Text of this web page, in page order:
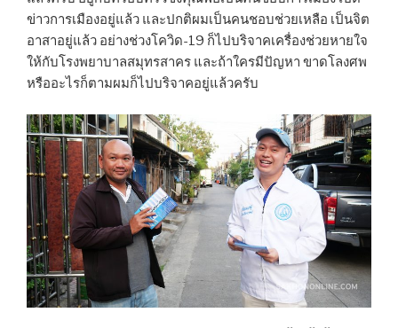
ข่าวการเมืองอยู่แล้ว และปกติผมเป็นคนชอบช่วยเหลือ เป็นจิต
อาสาอยู่แล้ว อย่างช่วงโควิด-19 ก็ไปบริจาคเครื่องช่วยหายใจ
ให้กับโรงพยาบาลสมุทรสาคร และถ้าใครมีปัญหา ขาดโลงศพ
หรืออะไรก็ตามผมก็ไปบริจาคอยู่แล้วครับ